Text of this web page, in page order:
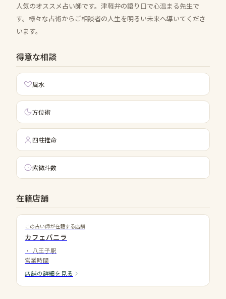
人気のオススメ占い師です。津軽弁の語り口で心温まる先生で
す。様々な占術からご相談者の人生を明るい未来へ導いてくださ
います。
得意な相談
風水
方位術
四柱推命
紫微斗数
在籍店舗
この占い師が在籍する店舗
カフェバニラ
・ 八王子駅
営業時間
店舗の詳細を見る